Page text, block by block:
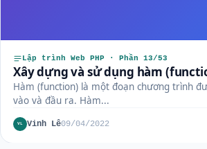
Lập trình Web PHP · Phần 13/53
Xây dựng và sử dụng hàm
Hàm (function) là một đoạn chương trình
vào và đầu ra. Hàm...
VL Vinh Lê09/04/2022